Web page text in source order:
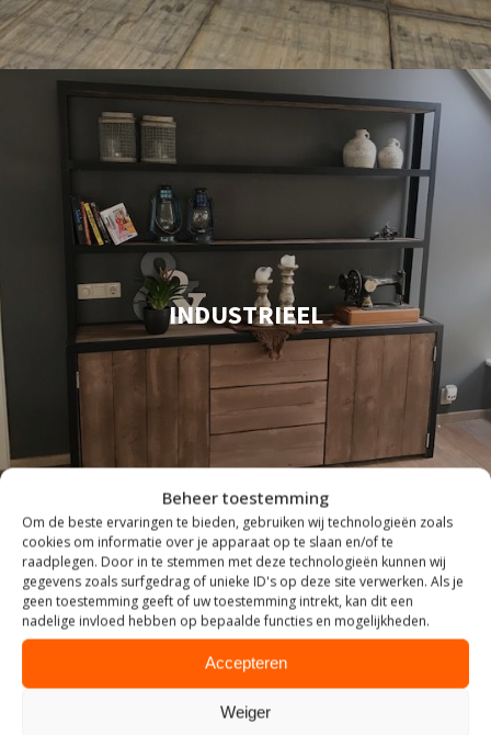
Beheer toestemming
Om de beste ervaringen te bieden, gebruiken wij technologieën zoals
cookies om informatie over je apparaat op te slaan en/of te
raadplegen. Door in te stemmen met deze technologieën kunnen wij
gegevens zoals surfgedrag of unieke ID's op deze site verwerken. Als je
geen toestemming geeft of uw toestemming intrekt, kan dit een
nadelige invloed hebben op bepaalde functies en mogelijkheden.
Accepteren
Weiger
INDUSTRIEEL